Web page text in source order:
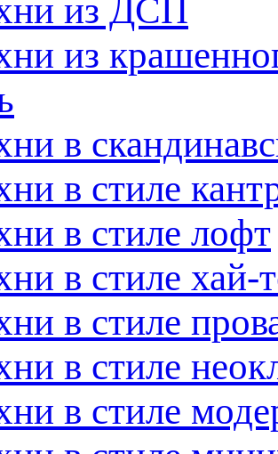
из ДСП
из
в
в стиле
в стиле лофт
в стиле хай-
в стиле
в стиле
в стиле